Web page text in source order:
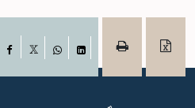
Facebook
WhatsAppLinkedIn